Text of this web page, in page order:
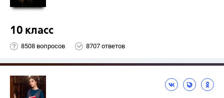
10 класс
8508 вопросов 8707 ответов